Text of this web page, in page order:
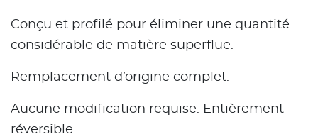
Conçu et profilé pour éliminer une quantité
considérable de matière superflue.
Remplacement d’origine complet.
Aucune modification requise. Entièrement
réversible.